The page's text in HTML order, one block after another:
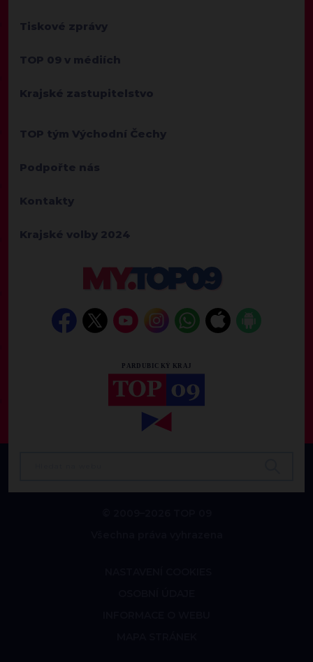
Tiskové zprávy
TOP 09 v médiích
Krajské zastupitelstvo
TOP tým Východní Čechy
Podpořte nás
Kontakty
Krajské volby 2024